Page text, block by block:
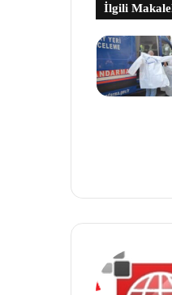
İlgili